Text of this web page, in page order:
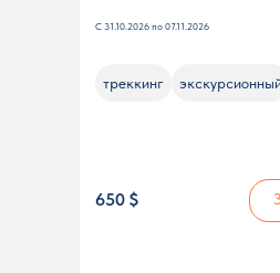
С 31.10.2026 по 07.11.2026
треккинг
650 $